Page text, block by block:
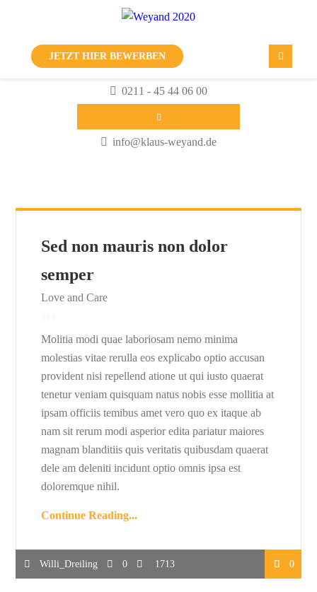
JETZT HIER BEWERBEN
0211 - 45 44 06 00
info@klaus-weyand.de
Sed non mauris non dolor
semper
Love and Care
Molitia modi quae laboriosam nemo minima
molestias vitae rerulla eos explicabo optio accusan
provident nisi repellend atione ut qui iusto quaerat
tenetur veniam quisquam natus nobis esse mollitia at
ipsam officiis temibus amet vero quo ex itaque ab
nam sit rerum modi asperior edita pariatur maiores
magnam blanditiis quis veritatis quibusdam quaerat
dele am deleniti incidunt optio omnis ipsa est
doloremque nihil.
Continue Reading...
Willi_Dreiling 0 1713 0